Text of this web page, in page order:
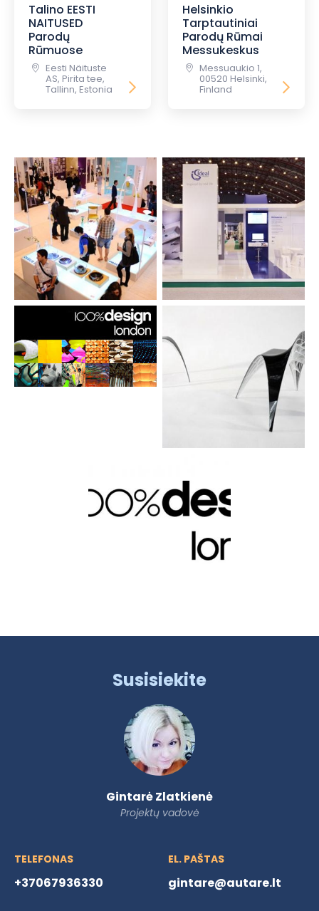
Talino EESTI
NAITUSED
Parodų
Rūmuose
Eesti Näituste
AS, Pirita tee,
Tallinn, Estonia
Helsinkio
Tarptautiniai
Parodų Rūmai
Messukeskus
Messuaukio 1,
00520 Helsinki,
Finland
Susisiekite
Gintarė Zlatkienė
Projektų vadovė
TELEFONAS
+37067936330
EL. PAŠTAS
gintare@autare.lt